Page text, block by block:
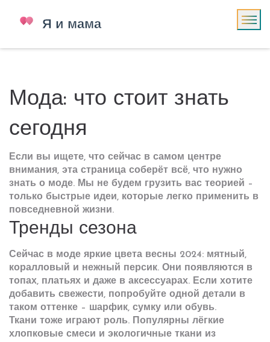
Мода: что стоит знать
сегодня
Если вы ищете, что сейчас в самом центре
внимания, эта страница соберёт всё, что нужно
знать о моде. Мы не будем грузить вас теорией –
только быстрые идеи, которые легко применить в
повседневной жизни.
Тренды сезона
Сейчас в моде яркие цвета весны 2024: мятный,
коралловый и нежный персик. Они появляются в
топах, платьях и даже в аксессуарах. Если хотите
добавить свежести, попробуйте одной детали в
таком оттенке – шарфик, сумку или обувь.
Ткани тоже играют роль. Популярны лёгкие
хлопковые смеси и экологичные ткани из